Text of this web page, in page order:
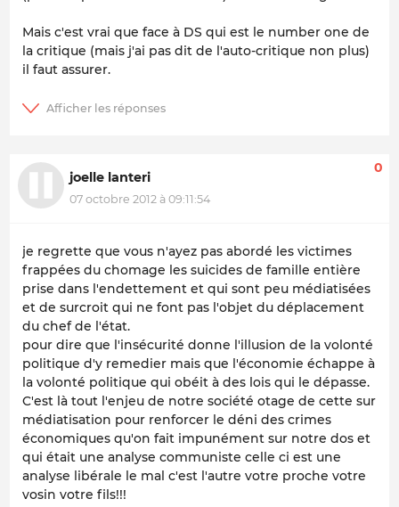
Mais c'est vrai que face à DS qui est le number one de
la critique (mais j'ai pas dit de l'auto-critique non plus)
il faut assurer.
joelle lanteri
07 octobre 2012 à 09:11:54
0
je regrette que vous n'ayez pas abordé les victimes
frappées du chomage les suicides de famille entière
prise dans l'endettement et qui sont peu médiatisées
et de surcroit qui ne font pas l'objet du déplacement
du chef de l'état.
pour dire que l'insécurité donne l'illusion de la volonté
politique d'y remedier mais que l'économie échappe à
la volonté politique qui obéit à des lois qui le dépasse.
C'est là tout l'enjeu de notre société otage de cette sur
médiatisation pour renforcer le déni des crimes
économiques qu'on fait impunément sur notre dos et
qui était une analyse communiste celle ci est une
analyse libérale le mal c'est l'autre votre proche votre
vosin votre fils!!!